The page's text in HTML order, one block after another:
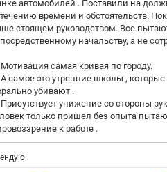
автомобилей . Поставили на
времени и обстоятельств.
стоящем руководством. Все
начальству, а не
Мотивация самая кривая по городу.
А самое это утренние школы ,
убивают .
Присутствует унижение со стороны
только пришел без опыта
к работе .